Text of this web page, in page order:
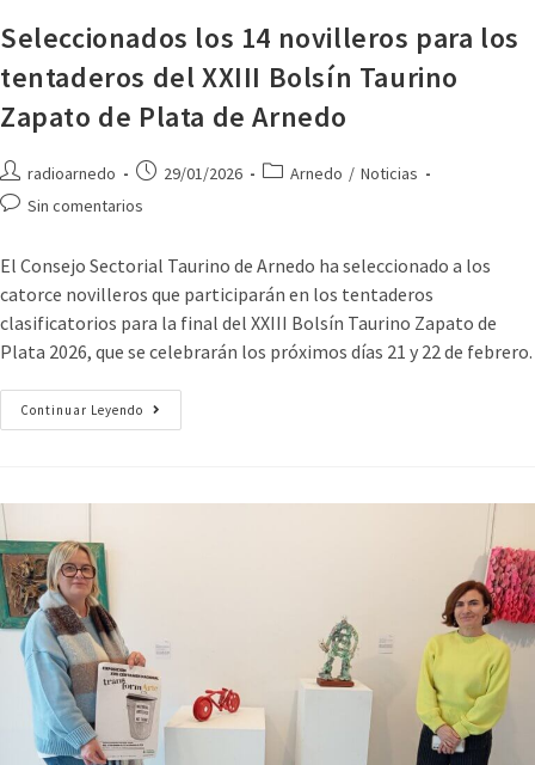
Seleccionados los 14 novilleros para los
tentaderos del XXIII Bolsín Taurino
Zapato de Plata de Arnedo
radioarnedo 29/01/2026 Arnedo / Noticias
Sin comentarios
El Consejo Sectorial Taurino de Arnedo ha seleccionado a los
catorce novilleros que participarán en los tentaderos
clasificatorios para la final del XXIII Bolsín Taurino Zapato de
Plata 2026, que se celebrarán los próximos días 21 y 22 de febrero.
Continuar Leyendo